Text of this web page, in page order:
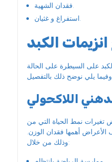
فقدان الشهية.
استفراغ و غثيان.
الكبد
على السيطرة على الحالة
اللاكحولي
تغيرات نمط الحياة التي من
أهمها فقدان الوزن.
وذلك من خلال: